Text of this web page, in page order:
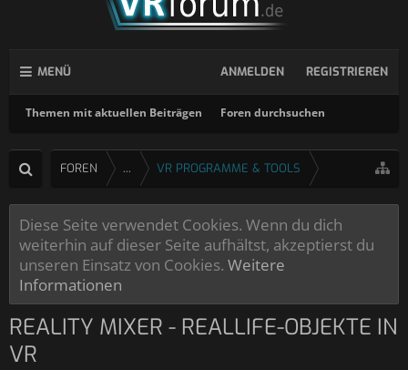
MENÜ
Themen mit aktuellen Beiträgen Foren durchsuchen
ANMELDEN REGISTRIEREN
FOREN ... VR PROGRAMME & TOOLS
Diese Seite verwendet Cookies. Wenn du dich
weiterhin auf dieser Seite aufhältst, akzeptierst du
unseren Einsatz von Cookies. Weitere
Informationen
REALITY MIXER - REALLIFE-OBJEKTE IN
VR